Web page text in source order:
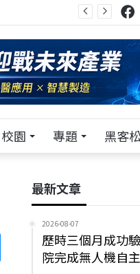
校園 專題 黑客
最新文章
2026-08-07
歷時三個月成功
院完成無人機自